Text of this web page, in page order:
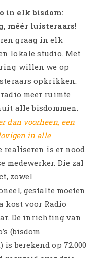
in elk bisdom:
méér luisteraars!
graag in elk
lokale studio. Met
willen we op
opkrikken.
meer ruimte
alle bisdommen.
dan voorheen, een
in alle
realiseren is er nood
medewerker. Die zal
zowel
gestalte moeten
kost voor Radio
De inrichting van
(bisdom
berekend op 72.000